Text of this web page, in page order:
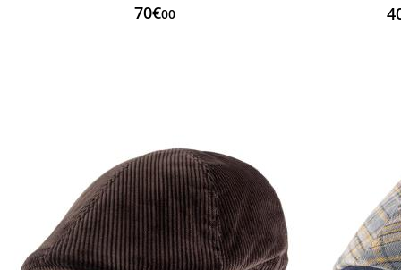
70€00